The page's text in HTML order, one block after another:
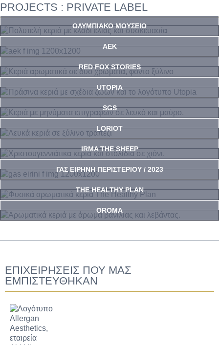
PROJECTS : PRIVATE LABEL
ΟΛΥΜΠΙΑΚΟ ΜΟΥΣΕΙΟ
ΑΕΚ
RED FOX STORIES
UTOPIA
SGS
LORIOT
IRMA THE SHEEP
ΓΑΣ ΕΙΡΗΝΗ ΠΕΡΙΣΤΕΡΙΟΥ / 2023
THE HEALTHY PLAN
OROMA
ΕΠΙΧΕΙΡΗΣΕΙΣ ΠΟΥ ΜΑΣ
ΕΜΠΙΣΤΕΥΘΗΚΑΝ